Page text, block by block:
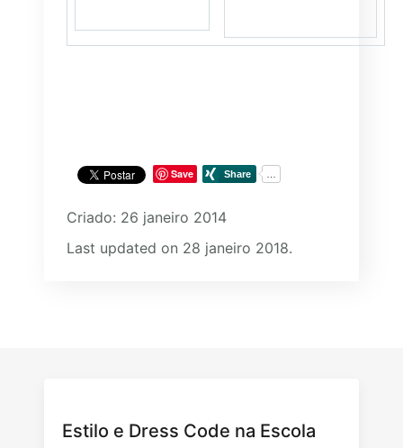
Save
Criado: 26 janeiro 2014
Last updated on 28 janeiro 2018.
Estilo e Dress Code na Escola